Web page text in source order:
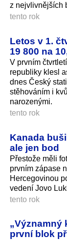
z nejvlivnějších
tento rok
Letos v 1.
19 800 na
V prvním
republiky klesl
dnes Český
stěhováním i
narozenými.
tento rok
Kanada
ale jen bod
Přestože měli
prvním zápase
Hercegovinou
vedení Jovo
tento rok
„Významný
první blok